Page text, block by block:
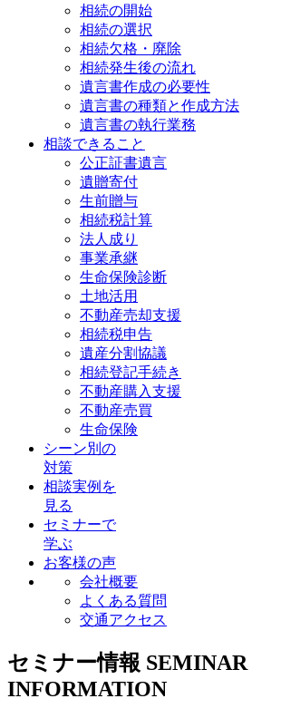
相続の開始
相続の選択
相続欠格・廃除
相続発生後の流れ
遺言書作成の必要性
遺言書の種類と作成方法
遺言書の執行業務
相談できること
公正証書遺言
遺贈寄付
生前贈与
相続税計算
法人成り
事業承継
生命保険診断
土地活用
不動産売却支援
相続税申告
遺産分割協議
相続登記手続き
不動産購入支援
不動産売買
生命保険
シーン別の
対策
相談実例を
見る
セミナーで
学ぶ
お客様の声
会社概要
よくある質問
交通アクセス
セミナー情報 SEMINAR
INFORMATION